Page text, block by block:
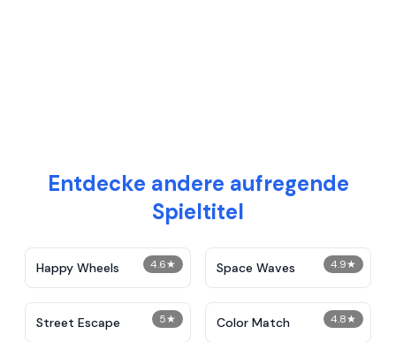
Entdecke andere aufregende
Spieltitel
4.6★
Happy Wheels 4.9★
Space Waves
5★
Street Escape 4.8★
Color Match